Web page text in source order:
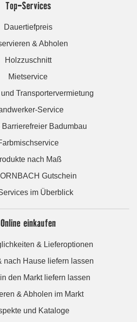
Top-Services
Dauertiefpreis
& Abholen
Holzzuschnitt
Mietservice
Transportervermietung
Service
Barrierefreier Badumbau
nach Maß
Gutschein
im Überblick
Online einkaufen
& Lieferoptionen
nach Hause liefern lassen
den Markt liefern lassen
& Abholen im Markt
und Kataloge